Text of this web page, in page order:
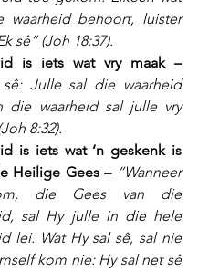
waarheid behoort, luister
sê” (Joh 18:37).
is iets wat vry maak –
sê: Julle sal die waarheid
die waarheid sal julle vry
8:32).
is iets wat ‘n geskenk is
Heilige Gees – “Wanneer
die Gees van die
sal Hy julle in die hele
lei. Wat Hy sal sê, sal nie
kom nie: Hy sal net sê